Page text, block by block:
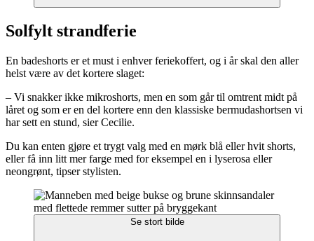
Solfylt strandferie
En badeshorts er et must i enhver feriekoffert, og i år skal den aller
helst være av det kortere slaget:
– Vi snakker ikke mikroshorts, men en som går til omtrent midt på
låret og som er en del kortere enn den klassiske bermudashortsen vi
har sett en stund, sier Cecilie.
Du kan enten gjøre et trygt valg med en mørk blå eller hvit shorts,
eller få inn litt mer farge med for eksempel en i lyserosa eller
neongrønt, tipser stylisten.
Se stort bilde